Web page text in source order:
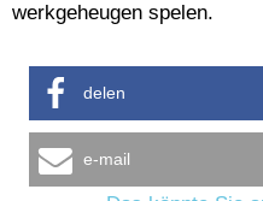
werkgeheugen spelen.
delen
e-mail